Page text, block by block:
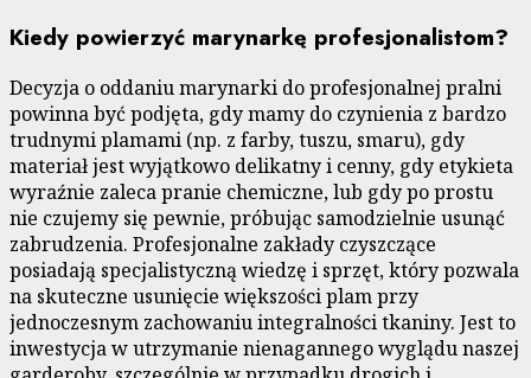
Kiedy powierzyć marynarkę profesjonalistom?
Decyzja o oddaniu marynarki do profesjonalnej pralni
powinna być podjęta, gdy mamy do czynienia z bardzo
trudnymi plamami (np. z farby, tuszu, smaru), gdy
materiał jest wyjątkowo delikatny i cenny, gdy etykieta
wyraźnie zaleca pranie chemiczne, lub gdy po prostu
nie czujemy się pewnie, próbując samodzielnie usunąć
zabrudzenia. Profesjonalne zakłady czyszczące
posiadają specjalistyczną wiedzę i sprzęt, który pozwala
na skuteczne usunięcie większości plam przy
jednoczesnym zachowaniu integralności tkaniny. Jest to
inwestycja w utrzymanie nienagannego wyglądu naszej